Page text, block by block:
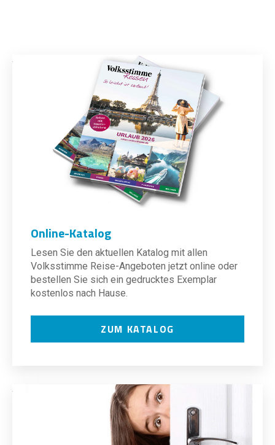
Online-Katalog
Lesen Sie den aktuellen Katalog mit allen
Volksstimme Reise-Angeboten jetzt online oder
bestellen Sie sich ein gedrucktes Exemplar
kostenlos nach Hause.
ZUM KATALOG